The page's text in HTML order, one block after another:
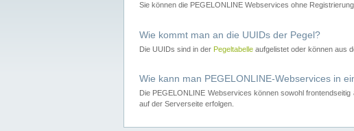
Sie können die PEGELONLINE Webservices ohne
Wie kommt man an die UUIDs der Pegel?
Die UUIDs sind in der Pegeltabelle aufgelistet oder können aus
Wie kann man PEGELONLINE-Webservices in
Die PEGELONLINE Webservices können sowohl
auf der Serverseite erfolgen.